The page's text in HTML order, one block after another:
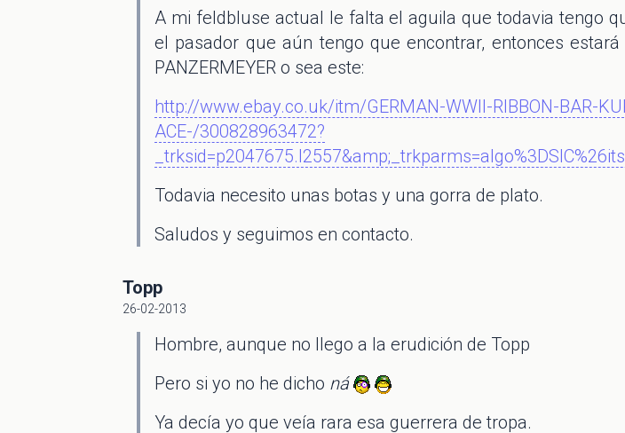
A mi feldbluse actual le falta el aguila que todavia tengo
el pasador que aún tengo que encontrar, entonces
PANZERMEYER o sea este:
http://www.ebay.co.uk/itm/GERMAN-WWII-RIBBON-BAR-
ACE-/300828963472?
Todavia necesito unas botas y una gorra de plato.
Saludos y seguimos en contacto.
Topp
26-02-2013
Hombre, aunque no llego a la erudición de Topp
Pero si yo no he dicho ná
Ya decía yo que veía rara esa guerrera de tropa.